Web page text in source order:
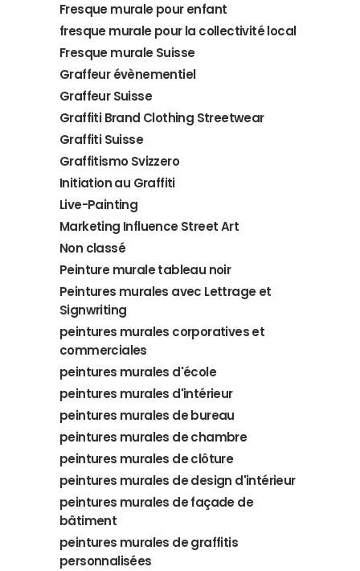
Fresque murale pour enfant
fresque murale pour la collectivité local
Fresque murale Suisse
Graffeur évènementiel
Graffeur Suisse
Graffiti Brand Clothing Streetwear
Graffiti Suisse
Graffitismo Svizzero
Initiation au Graffiti
Live-Painting
Marketing Influence Street Art
Non classé
Peinture murale tableau noir
Peintures murales avec Lettrage et
Signwriting
peintures murales corporatives et
commerciales
peintures murales d'école
peintures murales d'intérieur
peintures murales de bureau
peintures murales de chambre
peintures murales de clôture
peintures murales de design d'intérieur
peintures murales de façade de
bâtiment
peintures murales de graffitis
personnalisées